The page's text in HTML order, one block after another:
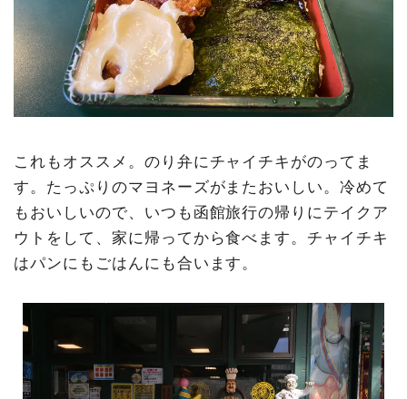
これもオススメ。のり弁にチャイチキがのってま
す。たっぷりのマヨネーズがまたおいしい。冷めて
もおいしいので、いつも函館旅行の帰りにテイクア
ウトをして、家に帰ってから食べます。チャイチキ
はパンにもごはんにも合います。